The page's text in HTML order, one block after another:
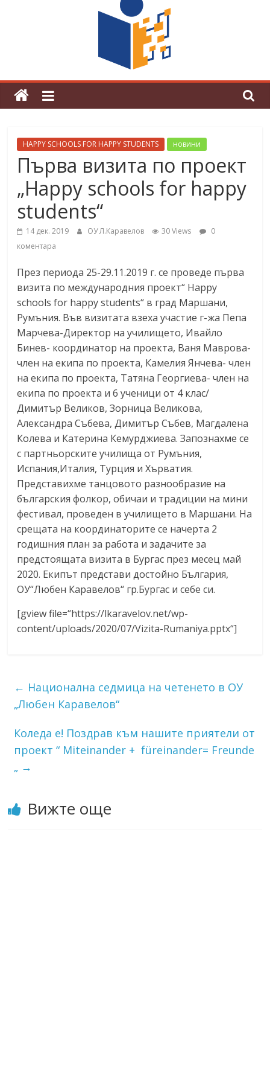
Магията на Андерсен оживя в ОУ
„Любен Каравелов“
HAPPY SCHOOLS FOR HAPPY STUDENTS новини
Първа визита по проект
„Happy schools for happy
students“
14 дек. 2019 ОУ Л.Каравелов 30 Views
0
коментара
През периода 25-29.11.2019 г. се проведе първа
визита по международния проект“ Happy
schools for happy students“ в град Маршани,
Румъния. Във визитата взеха участие г-жа Пепа
Марчева-Директор на училището, Ивайло
Бинев- координатор на проекта, Ваня Маврова-
член на екипа по проекта, Камелия Янчева- член
на екипа по проекта, Татяна Георгиева- член на
екипа по проекта и 6 ученици от 4 клас/
Димитър Великов, Зорница Великова,
Александра Събева, Димитър Събев, Магдалена
Колева и Катерина Кемурджиева. Запознахме се
с партньорските училища от Румъния,
Испания,Италия, Турция и Хърватия.
Представихме танцовото разнообразие на
българския фолкор, обичаи и традиции на мини
фестивал, проведен в училището в Маршани. На
срещата на координаторите се начерта 2
годишния план за работа и задачите за
предстоящата визита в Бургас през месец май
2020. Екипът представи достойно България,
ОУ“Любен Каравелов“ гр.Бургас и себе си.
[gview file=“https://lkaravelov.net/wp-
content/uploads/2020/07/Vizita-Rumaniya.pptx“]
← Национална седмица на четенето в ОУ
„Любен Каравелов“
Коледа е! Поздрав към нашите приятели от
проект “ Miteinander + füreinander= Freunde
„ →
Вижте още